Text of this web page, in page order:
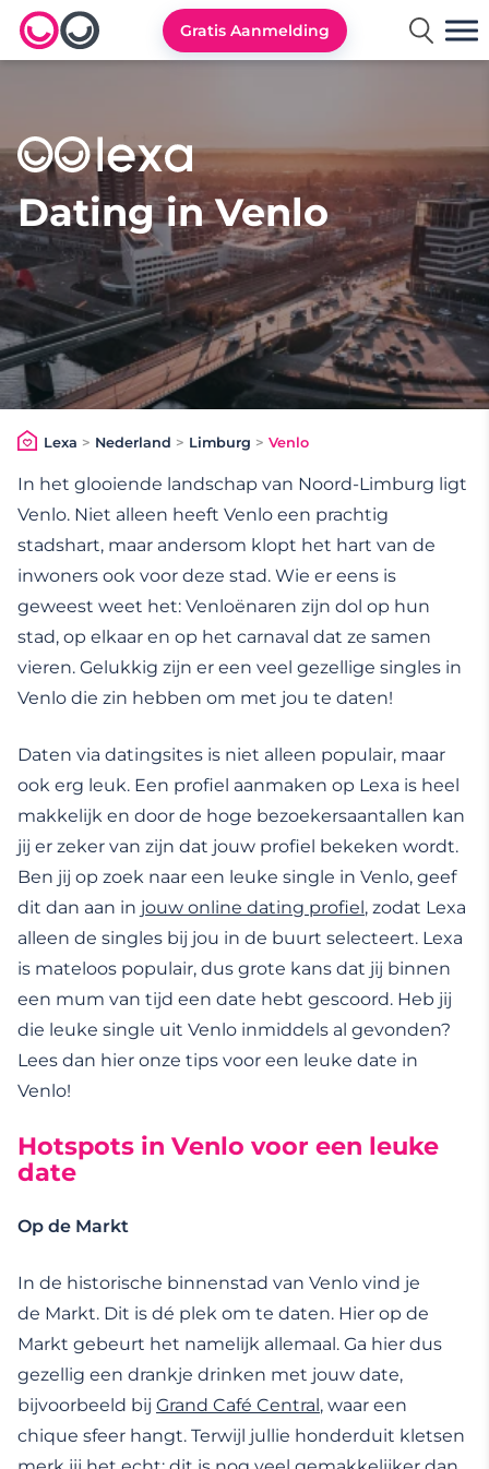
Lexa logo
Gratis Aanmelding
Dating in Venlo
Lexa > Nederland > Limburg > Venlo
In het glooiende landschap van Noord-Limburg ligt
Venlo. Niet alleen heeft Venlo een prachtig
stadshart, maar andersom klopt het hart van de
inwoners ook voor deze stad. Wie er eens is
geweest weet het: Venloënaren zijn dol op hun
stad, op elkaar en op het carnaval dat ze samen
vieren. Gelukkig zijn er een veel gezellige singles in
Venlo die zin hebben om met jou te daten!
Daten via datingsites is niet alleen populair, maar
ook erg leuk. Een profiel aanmaken op Lexa is heel
makkelijk en door de hoge bezoekersaantallen kan
jij er zeker van zijn dat jouw profiel bekeken wordt.
Ben jij op zoek naar een leuke single in Venlo, geef
dit dan aan in jouw online dating profiel , zodat Lexa
alleen de singles bij jou in de buurt selecteert. Lexa
is mateloos populair, dus grote kans dat jij binnen
een mum van tijd een date hebt gescoord. Heb jij
die leuke single uit Venlo inmiddels al gevonden?
Lees dan hier onze tips voor een leuke date in
Venlo!
Hotspots in Venlo voor een leuke
date
Op de Markt
In de historische binnenstad van Venlo vind je
de Markt. Dit is dé plek om te daten. Hier op de
Markt gebeurt het namelijk allemaal. Ga hier dus
gezellig een drankje drinken met jouw date,
bijvoorbeeld bij Grand Café Central , waar een
chique sfeer hangt. Terwijl jullie honderduit kletsen